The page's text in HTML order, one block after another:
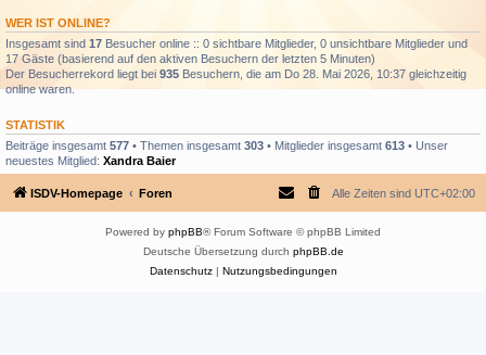
WER IST ONLINE?
Insgesamt sind 17 Besucher online :: 0 sichtbare Mitglieder, 0 unsichtbare Mitglieder und
17 Gäste (basierend auf den aktiven Besuchern der letzten 5 Minuten)
Der Besucherrekord liegt bei 935 Besuchern, die am Do 28. Mai 2026, 10:37 gleichzeitig
online waren.
STATISTIK
Beiträge insgesamt 577 • Themen insgesamt 303 • Mitglieder insgesamt 613 • Unser
neuestes Mitglied: Xandra Baier
ISDV-Homepage Foren Alle Zeiten sind UTC+02:00
Powered by phpBB® Forum Software © phpBB Limited
Deutsche Übersetzung durch phpBB.de
Datenschutz| Nutzungsbedingungen